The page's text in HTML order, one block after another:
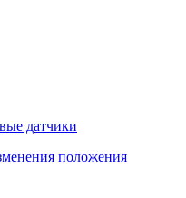
датчики
положения